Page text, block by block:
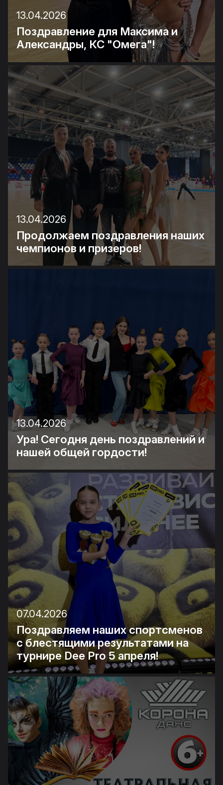
13.04.2026
Поздравление для Максима и
Александры, КС "Омега"!
13.04.2026
Продолжаем поздравления наших
чемпионов и призеров!
13.04.2026
Ура! Сегодня день поздравлений и
нашей общей гордости!
07.04.2026
Поздравляем наших спортсменов
с блестящими результатами на
турнире Dee Pro 5 апреля!